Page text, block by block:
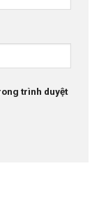
trình duyệt